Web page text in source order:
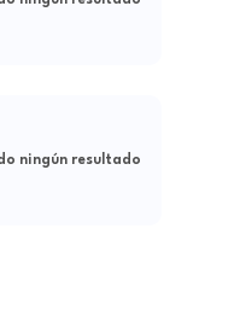
ningún resultado